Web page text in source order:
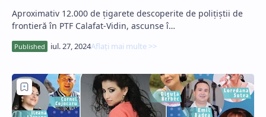
Aproximativ 12.000 de țigarete descoperite de poliţiştii de
frontieră în PTF Calafat-Vidin, ascunse î…